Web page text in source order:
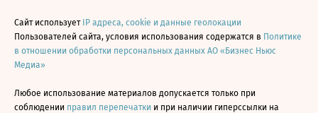
Сайт использует IP адреса, cookie и данные геолокации
Пользователей сайта, условия использования содержатся в Политике
в отношении обработки персональных данных АО «Бизнес Ньюс
Медиа»
Любое использование материалов допускается только при
соблюдении правил перепечатки и при наличии гиперссылки на